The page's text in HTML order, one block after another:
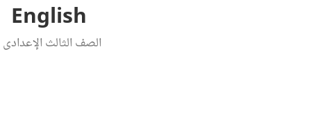
English
الصف الثالث الإعدادي